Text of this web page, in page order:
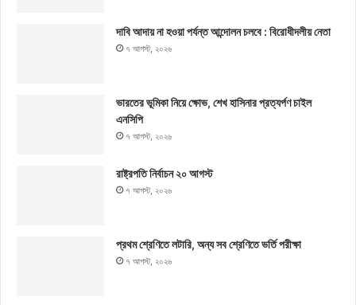
দাবি আদায় না হওয়া পর্যন্ত আন্দোলন চলবে : বিরোধীদলীয় নেতা
৭ আগস্ট, ২০২৬
ভারতের ভূমিকা নিয়ে ক্ষোভ, শেখ হাসিনার প্রত্যর্পণ চাইল
এনসিপি
৭ আগস্ট, ২০২৬
রাষ্ট্রপতি নির্বাচন ২০ আগস্ট
৭ আগস্ট, ২০২৬
প্রথম শ্রেণিতে লটারি, অন্য সব শ্রেণিতে ভর্তি পরীক্ষা
৭ আগস্ট, ২০২৬